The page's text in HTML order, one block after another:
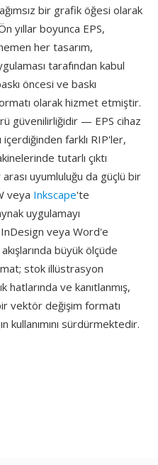
bir grafik öğesi olarak
yıllar boyunca EPS,
her tasarım,
tarafından kabul
öncesi ve baskı
olarak hizmet etmiştir.
güvenilirliğidir — EPS cihaz
içerdiğinden farklı RIP'ler,
tutarlı çıktı
uyumluluğu da güçlü bir
veya Inkscape'te
uygulamayı
veya Word'e
büyük ölçüde
stok illüstrasyon
hatlarında ve kanıtlanmış,
vektör değişim formatı
kullanımını sürdürmektedir.